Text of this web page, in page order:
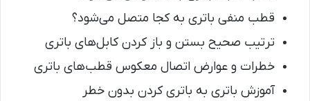
قطب منفی باتری به کجا متصل می‌شود؟
ترتیب صحیح بستن و باز کردن کابل‌های باتری
خطرات و عوارض اتصال معکوس قطب‌های باتری
آموزش باتری به باتری کردن بدون خطر